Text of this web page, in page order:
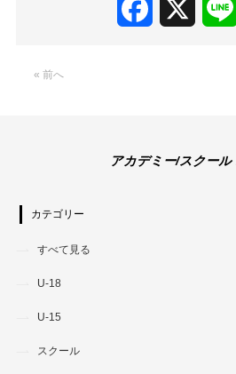
Facebook
« 前へ
アカデミー/スクール
カテゴリー
すべて見る
U-18
U-15
スクール